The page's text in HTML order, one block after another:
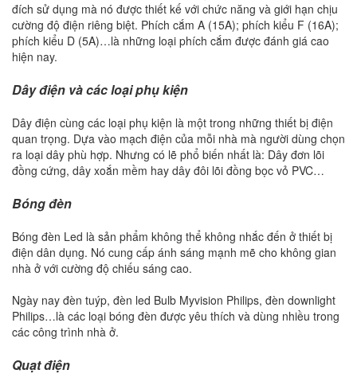
đích sử dụng mà nó được thiết kế với chức năng và giới hạn chịu
cường độ điện riêng biệt. Phích cắm A (15A); phích kiểu F (16A);
phích kiểu D (5A)…là những loại phích cắm được đánh giá cao
hiện nay.
Dây điện và các loại phụ kiện
Dây điện cùng các loại phụ kiện là một trong những thiết bị điện
quan trọng. Dựa vào mạch điện của mỗi nhà mà người dùng chọn
ra loại dây phù hợp. Nhưng có lẽ phổ biến nhất là: Dây đơn lõi
đồng cứng, dây xoắn mềm hay dây đôi lõi đồng bọc vỏ PVC…
Bóng đèn
Bóng đèn Led là sản phẩm không thể không nhắc đến ở thiết bị
điện dân dụng. Nó cung cấp ánh sáng mạnh mẽ cho không gian
nhà ở với cường độ chiếu sáng cao.
Ngày nay đèn tuýp, đèn led Bulb Myvision Philips, đèn downlight
Philips…là các loại bóng đèn được yêu thích và dùng nhiều trong
các công trình nhà ở.
Quạt điện